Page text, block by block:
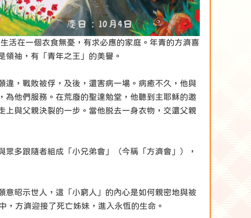
活在一個衣食無憂，有求必應的家庭。年青的方濟喜
領袖，有「青年之王」的美譽。
違，戰敗被俘，及後，還害病一場。病癒不久，他與
他們服務。在荒廢的聖達勉堂，他聽到主耶穌的邀
與父親決裂的一步。當他脱去一身衣物，交還父親
多跟隨者組成「小兄弟會」（今稱「方濟會」），
昭示世人，這「小窮人」的內心是如何親密地與被
方濟迎接了死亡姊妹，進入永恆的生命。